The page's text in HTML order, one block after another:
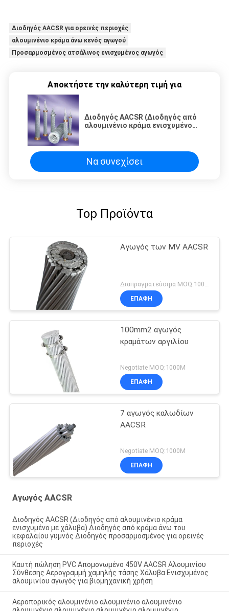
Διοδηγός AACSR για ορεινές περιοχές
αλουμινένιο κράμα άνω κενός αγωγού
Προσαρμοσμένος ατσάλινος ενισχυμένος αγωγός
Αποκτήστε την καλύτερη τιμή για
Διοδηγός AACSR (Διοδηγός από
αλουμινένιο κράμα ενισχυμένο
Διοδηγός προσαρμοσμένος για
ορεινές περιοχές
Να συνεχίσει
Top Προϊόντα
Αγωγός των MV AACSR
Διαπραγματεύσιμα MOQ:1000M
ΕΠΑΦΉ
100mm2 αγωγός
κραμάτων αργιλίου
Negotiate MOQ:1000M
ΕΠΑΦΉ
7 αγωγός καλωδίων
AACSR
Negotiate MOQ:1000M
ΕΠΑΦΉ
Αγωγός AACSR
Διοδηγός AACSR (Διοδηγός από αλουμινένιο κράμα
ενισχυμένο με χάλυβα) Διοδηγός από κράμα άνω του
κεφαλαίου γυμνός Διοδηγός προσαρμοσμένος για ορεινές
περιοχές
Καυτή πώληση PVC Απομονωμένο 450V AACSR Αλουμινίου
Σύνθεσης Αερογραμμή χαμηλής τάσης Χάλυβα Ενισχυμένος
αλουμινίου αγωγός για βιομηχανική χρήση
Αεροπορικός αλουμινένιο αλουμινένιο αλουμινένιο